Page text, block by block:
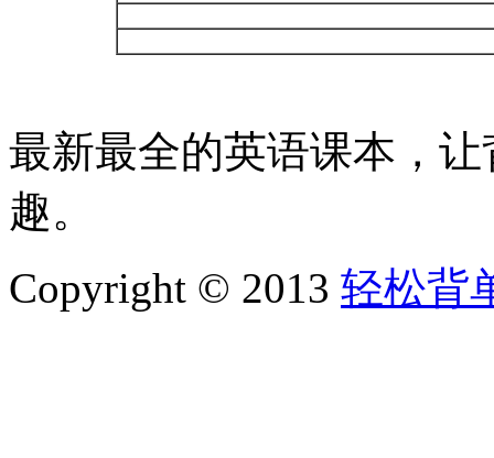
最新最全的英语课本，
趣。
Copyright © 2013 轻松背